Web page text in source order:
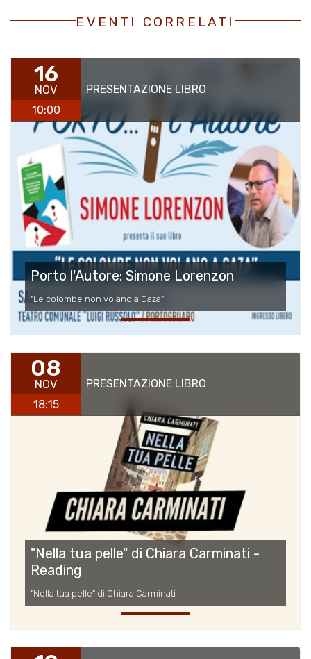
EVENTI CORRELATI
16
NOV
10:00
PRESENTAZIONE LIBRO
Porto l'Autore: Simone Lorenzon
"Le colombe non volano a Gaza"
08
NOV
18:15
PRESENTAZIONE LIBRO
"Nella tua pelle" di Chiara Carminati -
Reading
"Nella tua pelle" di Chiara Carminati